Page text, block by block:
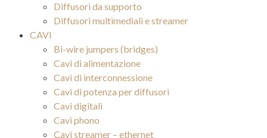
Diffusori da supporto
Diffusori multimediali e streamer
CAVI
Bi-wire jumpers (bridges)
Cavi di alimentazione
Cavi di interconnessione
Cavi di potenza per diffusori
Cavi digitali
Cavi phono
Cavi streamer – ethernet